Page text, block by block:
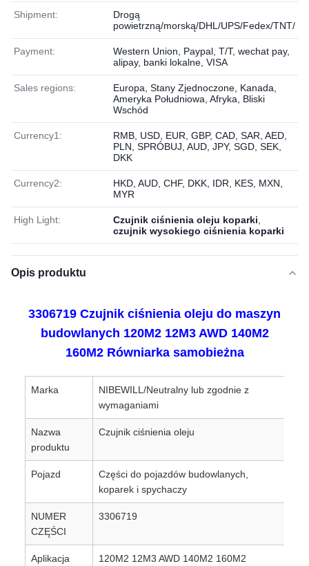
Shipment:
Drogą
powietrzną/morską/DHL/UPS/Fedex/TNT/
Payment:
Western Union, Paypal, T/T, wechat pay,
alipay, banki lokalne, VISA
Sales regions:
Europa, Stany Zjednoczone, Kanada,
Ameryka Południowa, Afryka, Bliski
Wschód
Currency1:
RMB, USD, EUR, GBP, CAD, SAR, AED,
PLN, SPRÓBUJ, AUD, JPY, SGD, SEK,
DKK
Currency2:
HKD, AUD, CHF, DKK, IDR, KES, MXN,
MYR
High Light: Czujnik ciśnienia oleju koparki
czujnik wysokiego ciśnienia koparki
Opis produktu
3306719 Czujnik ciśnienia oleju do maszyn
budowlanych 120M2 12M3 AWD 140M2
160M2 Równiarka samobieżna
Marka
NIBEWILL/Neutralny lub zgodnie z
wymaganiami
Nazwa
produktu
Czujnik ciśnienia oleju
Pojazd
Części do pojazdów budowlanych,
koparek i spychaczy
NUMER
CZĘŚCI
3306719
Aplikacja 120M2 12M3 AWD 140M2 160M2